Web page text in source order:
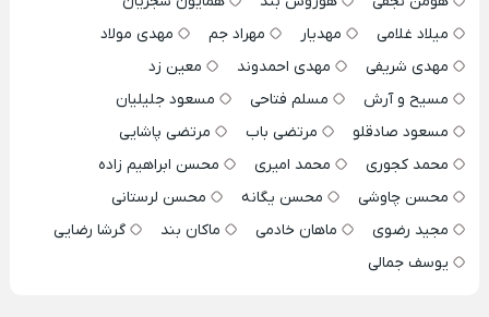
میلاد غلامی
مهدیار مهراد جم
مهدی مولاد
مهدی شریفی
مهدی احمدوند
معین زد
مسیح و آرش
مسلم فتاحی
مسعود جلیلیان
مسعود صادقلو
مرتضی باب
مرتضی پاشایی
محمد کجوری
محمد امیری
محسن ابراهیم زاده
محسن چاوشی
محسن یگانه
محسن لرستانی
مجید رضوی
ماهان خادمی ماکان بند
گرشا رضایی
یوسف جمالی